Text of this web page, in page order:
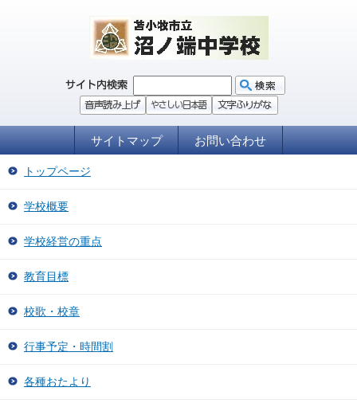
サイトマップ お問い合わせ
トップページ
学校概要
学校経営の重点
教育目標
校歌・校章
行事予定・時間割
各種おたより